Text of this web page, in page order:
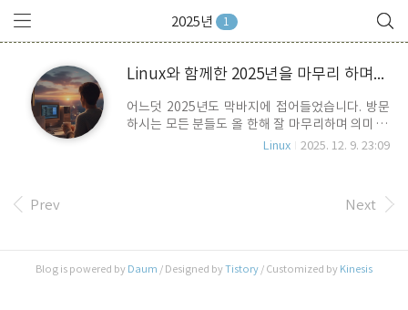
2025년 1
Linux와 함께한 2025년을 마무리 하며...
어느덧 2025년도 막바지에 접어들었습니다. 방문
하시는 모든 분들도 올 한해 잘 마무리하며 의미 있
는 한 해가 되었기를 기원합니다. 블로그 조회수가
조회수 보다 작은 수치일 수도 있겠지만, 개인적으
로는 그래도 올해 남긴 의미 중 하나입니다. 이번 포
말 가벼운 맘으로 사 놓고 잘 쓰지도 않던 mac
mini에 Asahi Linux를 설치한 것이 나의 컴퓨터 환
Linux 2025. 12. 9. 23:09
Prev Next
Blog is powered by Daum / Designed byTistory / Customized by Kinesis